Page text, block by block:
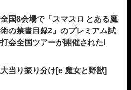
全国8会場で「スマスロ とある魔
術の禁書目録2」のプレミアム試
打会全国ツアーが開催された!
大当り振り分け[e 魔女と野獣]